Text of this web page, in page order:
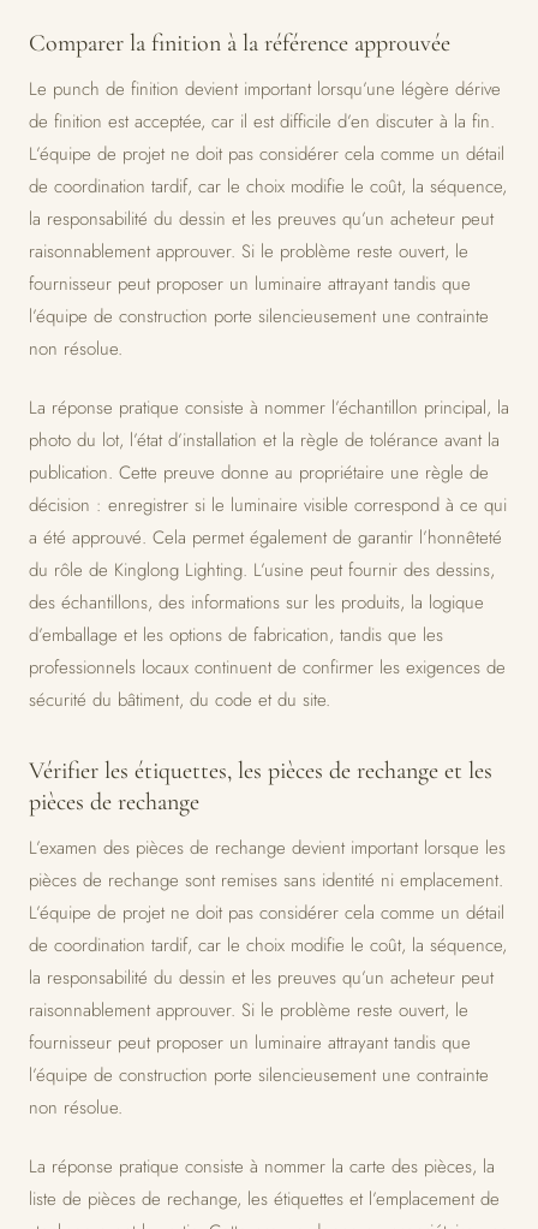
Comparer la finition à la référence approuvée
Le punch de finition devient important lorsqu’une légère dérive
de finition est acceptée, car il est difficile d’en discuter à la fin.
L’équipe de projet ne doit pas considérer cela comme un détail
de coordination tardif, car le choix modifie le coût, la séquence,
la responsabilité du dessin et les preuves qu’un acheteur peut
raisonnablement approuver. Si le problème reste ouvert, le
fournisseur peut proposer un luminaire attrayant tandis que
l’équipe de construction porte silencieusement une contrainte
non résolue.
La réponse pratique consiste à nommer l’échantillon principal, la
photo du lot, l’état d’installation et la règle de tolérance avant la
publication. Cette preuve donne au propriétaire une règle de
décision : enregistrer si le luminaire visible correspond à ce qui
a été approuvé. Cela permet également de garantir l’honnêteté
du rôle de Kinglong Lighting. L’usine peut fournir des dessins,
des échantillons, des informations sur les produits, la logique
d’emballage et les options de fabrication, tandis que les
professionnels locaux continuent de confirmer les exigences de
sécurité du bâtiment, du code et du site.
Vérifier les étiquettes, les pièces de rechange et les
pièces de rechange
L’examen des pièces de rechange devient important lorsque les
pièces de rechange sont remises sans identité ni emplacement.
L’équipe de projet ne doit pas considérer cela comme un détail
de coordination tardif, car le choix modifie le coût, la séquence,
la responsabilité du dessin et les preuves qu’un acheteur peut
raisonnablement approuver. Si le problème reste ouvert, le
fournisseur peut proposer un luminaire attrayant tandis que
l’équipe de construction porte silencieusement une contrainte
non résolue.
La réponse pratique consiste à nommer la carte des pièces, la
liste de pièces de rechange, les étiquettes et l’emplacement de